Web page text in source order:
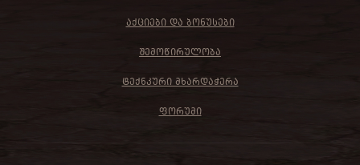
ᲐᲥᲪᲘᲔᲑᲘ ᲓᲐ ᲑᲝᲜᲣᲡᲔᲑᲘ
ᲨᲔᲛᲝᲬᲘᲠᲣᲚᲝᲑᲐ
ᲢᲔᲥᲜᲙᲣᲠᲘ ᲛᲮᲐᲠᲓᲐᲭᲔᲠᲐ
ᲤᲝᲠᲣᲛᲘ